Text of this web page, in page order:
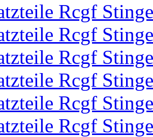
Rcgf
Rcgf
Rcgf
Rcgf
Rcgf
Rcgf